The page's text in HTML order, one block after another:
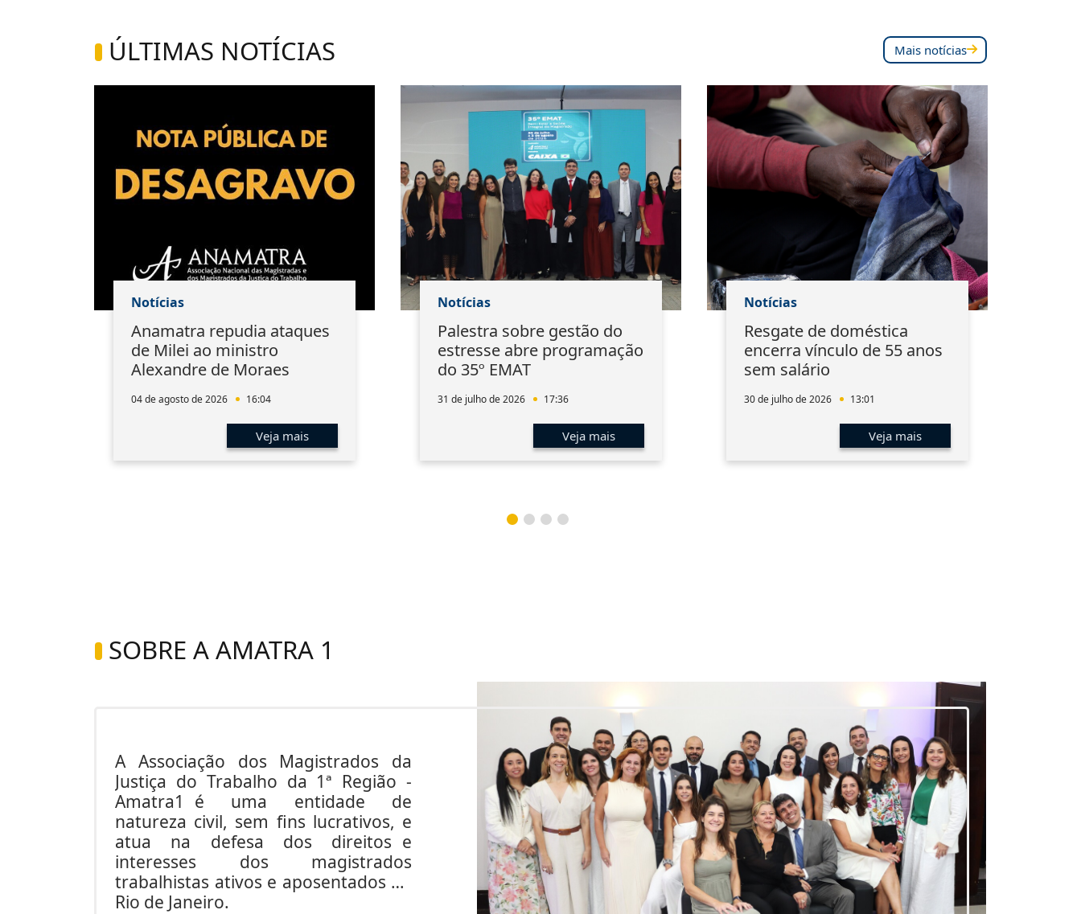
Mais notícias
ÚLTIMAS NOTÍCIAS
Notícias
Anamatra repudia ataques
de Milei ao ministro
Alexandre de Moraes
04 de agosto de 2026 16:04
Veja mais
Notícias
Palestra sobre gestão do
estresse abre programação
do 35º EMAT
31 de julho de 2026 17:36
Veja mais
Notícias
Resgate de doméstica
encerra vínculo de 55 anos
sem salário
30 de julho de 2026 13:01
Veja mais
SOBRE A AMATRA 1
A Associação dos Magistrados da
Justiça do Trabalho da 1ª Região -
Amatra1 é uma entidade de
natureza civil, sem fins lucrativos, e
atua na defesa dos direitos e
interesses dos magistrados
trabalhistas ativos e aposentados do
Rio de Janeiro.